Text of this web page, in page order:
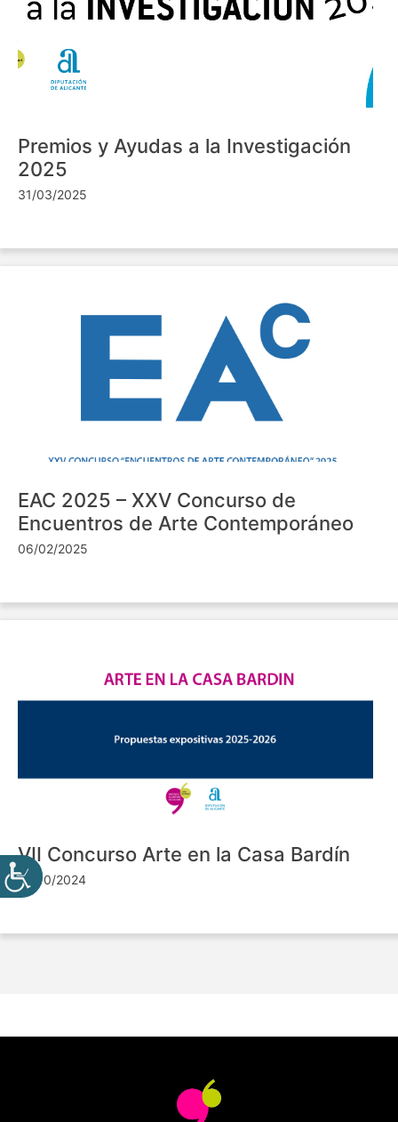
Premios y Ayudas a la Investigación
2025
31/03/2025
EAC 2025 – XXV Concurso de
Encuentros de Arte Contemporáneo
06/02/2025
VII Concurso Arte en la Casa Bardín
24/10/2024